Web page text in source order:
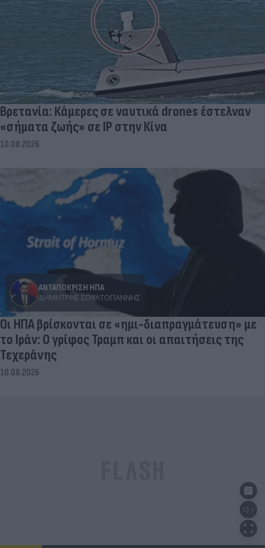
Βρετανία: Κάμερες σε ναυτικά drones έστελναν
«σήματα ζωής» σε IP στην Κίνα
10.08.2026
ΑΝΤΑΠΟΚΡΙΣΗ ΗΠΑ
ΔΗΜΉΤΡΗΣ ΣΟΥΛΤΟΓΙΆΝΝΗΣ
Οι ΗΠΑ βρίσκονται σε «ημι-διαπραγμάτευση» με
το Ιράν: Ο γρίφος Τραμπ και οι απαιτήσεις της
Τεχεράνης
10.08.2026